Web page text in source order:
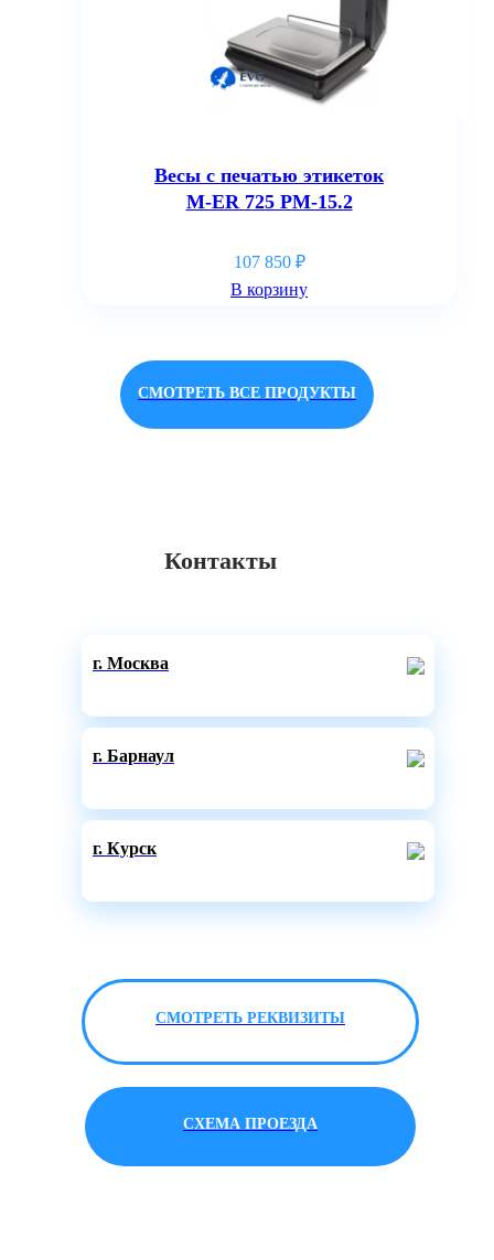
Весы с печатью этикеток
M-ER 725 PM-15.2
107 850 ₽
В корзину
СМОТРЕТЬ ВСЕ ПРОДУКТЫ
Контакты
г. Москва
г. Барнаул
г. Курск
СМОТРЕТЬ РЕКВИЗИТЫ
СХЕМА ПРОЕЗДА